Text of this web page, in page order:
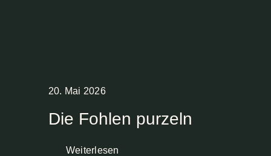
20. Mai 2026
Die Fohlen purzeln
Weiterlesen